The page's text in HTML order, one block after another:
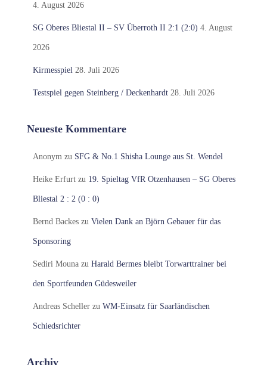
4. August 2026
SG Oberes Bliestal II – SV Überroth II 2:1 (2:0) 4. August
2026
Kirmesspiel 28. Juli 2026
Testspiel gegen Steinberg / Deckenhardt 28. Juli 2026
Neueste Kommentare
Anonym zu SFG & No.1 Shisha Lounge aus St. Wendel
Heike Erfurt zu 19. Spieltag VfR Otzenhausen – SG Oberes
Bliestal 2 : 2 (0 : 0)
Bernd Backes zu Vielen Dank an Björn Gebauer für das
Sponsoring
Sediri Mouna zu Harald Bermes bleibt Torwarttrainer bei
den Sportfeunden Güdesweiler
Andreas Scheller zu WM-Einsatz für Saarländischen
Schiedsrichter
Archiv